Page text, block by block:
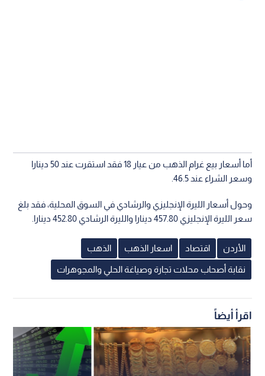
أما أسعار بيع غرام الذهب من عيار 18 فقد استقرت عند 50 دينارا
وسعر الشراء عند 46.5.
وحول أسعار الليرة الإنجليزي والرشادي في السوق المحلية، فقد بلغ
سعر الليرة الإنجليزي 457.80 دينارا والليرة الرشادي 452.80 دينارا.
الأردن اقتصاد اسعار الذهب الذهب
نقابة أصحاب محلات تجارة وصياغة الحلي والمجوهرات
اقرأ أيضاً